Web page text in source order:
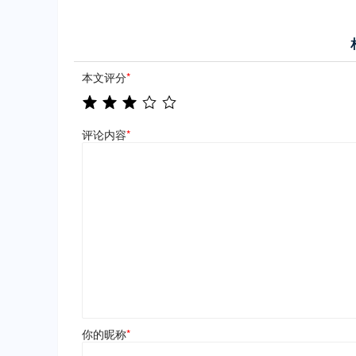
本文评分*
评论内容*
你的昵称*